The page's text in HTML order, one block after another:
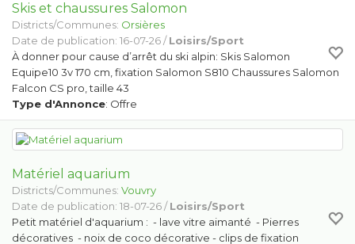
Skis et chaussures Salomon
Districts/Communes: Orsières
Date de publication: 16-07-26 /Loisirs/Sport
À donner pour cause d’arrêt du ski alpin: Skis Salomon
Equipe10 3v 170 cm, fixation Salomon S810 Chaussures Salomon
Falcon CS pro, taille 43
Type d'Annonce: Offre
Matériel aquarium
Districts/Communes: Vouvry
Date de publication: 18-07-26 /Loisirs/Sport
Petit matériel d'aquarium : - lave vitre aimanté - Pierres
décoratives - noix de coco décorative - clips de fixation